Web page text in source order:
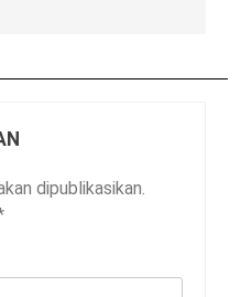
dipublikasikan.